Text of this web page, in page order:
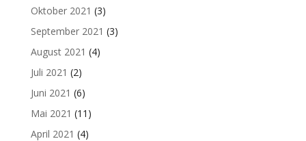
Oktober 2021 (3)
September 2021 (3)
August 2021 (4)
Juli 2021 (2)
Juni 2021 (6)
Mai 2021 (11)
April 2021 (4)